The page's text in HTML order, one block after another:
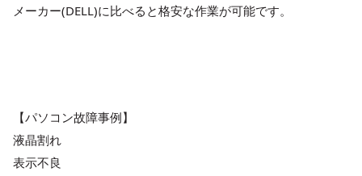
メーカー(DELL)に比べると格安な作業が可能です。
【パソコン故障事例】
液晶割れ
表示不良